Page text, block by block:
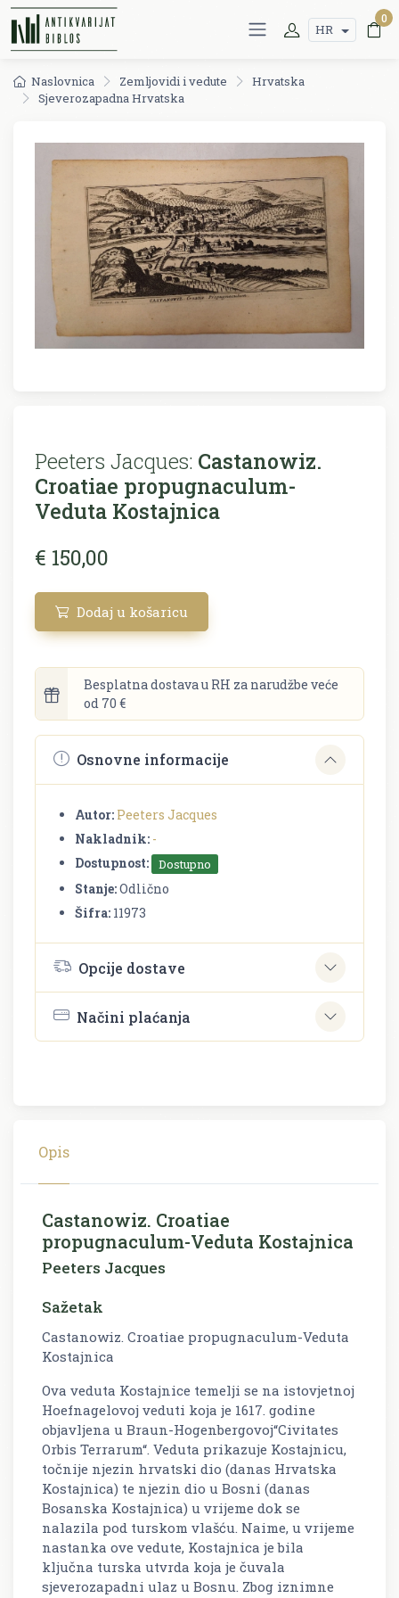
HR
0
Naslovnica Zemljovidi i vedute
Hrvatska
Sjeverozapadna Hrvatska
Peeters Jacques: Castanowiz.
Croatiae propugnaculum-
Veduta Kostajnica
€ 150,00
Dodaj u košaricu
Besplatna dostava u RH za narudžbe veće
od 70 €
Osnovne informacije
Autor: Peeters Jacques
Nakladnik: -
Dostupnost:
Dostupno
Stanje:Odlično
Šifra: 11973
Opcije dostave
Načini plaćanja
Opis
Castanowiz. Croatiae
propugnaculum-Veduta Kostajnica
Peeters Jacques
Sažetak
Castanowiz. Croatiae propugnaculum-Veduta
Kostajnica
Ova veduta Kostajnice temelji se na istovjetnoj
Hoefnagelovoj veduti koja je 1617. godine
objavljena u Braun-Hogenbergovoj“Civitates
Orbis Terrarum“. Veduta prikazuje Kostajnicu,
točnije njezin hrvatski dio (danas Hrvatska
Kostajnica) te njezin dio u Bosni (danas
Bosanska Kostajnica) u vrijeme dok se
nalazila pod turskom vlašću. Naime, u vrijeme
nastanka ove vedute, Kostajnica je bila
ključna turska utvrda koja je čuvala
sjeverozapadni ulaz u Bosnu. Zbog iznimne